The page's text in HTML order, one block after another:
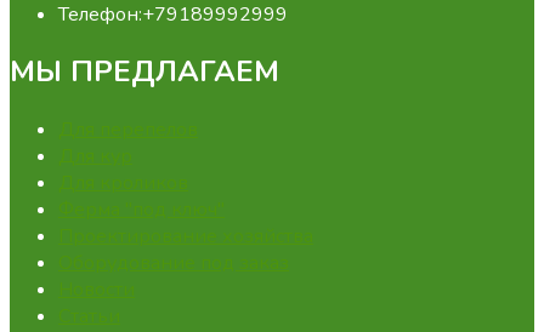
Телефон:+79189992999
МЫ ПРЕДЛАГАЕМ
Для перепелов
Для кур
Для кроликов
Ферма "под ключ"
Проектирование хозяйства
Оборудование под заказ
Новости
Статьи